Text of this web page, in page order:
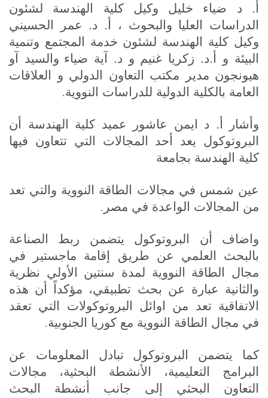
أ. د ضياء خليل وكيل كلية الهندسة لشئون
الدراسات العليا والبحوث ، أ. د. عمر الحسيني
وكيل كلية الهندسة لشئون خدمة المجتمع وتنمية
البيئة و أ.د. زكريا غنيم و د. آية ضياء والسيد آو
هيونجون مدير مكتب التعاون الدولي و العلاقات
العامة بالكلية الدولية للدراسات النووية.
وأشار أ. د ايمن عاشور عميد كلية الهندسة أن
البروتوكول يعد أحد المجالات التي تتعاون فيها
كلية الهندسة بجامعة
عين شمس في مجالات الطاقة النووية والتي تعد
من المجالات الواعدة في مصر .
واضاف أن البروتوكول يتضمن ربط الصناعة
بالبحث العلمي عن طريق إقامة ماجستير في
مجال الطاقة النووية لمدة سنتين الأولي نظرية
والثانية عبارة عن بحث تطبيقي، مؤكداً أن هذه
الاتفاقية تعد من اوائل البروتوكولات التي تعقد
في مجال الطاقة النووية مع كوريا الجنوبية.
كما يتضمن البروتوكول تبادل المعلومات عن
البرامج التعليمية، الأنشطة البحثية، مجالات
التعاون البحثي إلى جانب أنشطة البحث